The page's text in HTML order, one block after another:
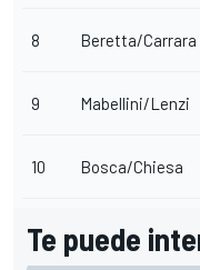
8 Beretta/Carrara
9 Mabellini/Lenzi
10 Bosca/Chiesa
Te puede